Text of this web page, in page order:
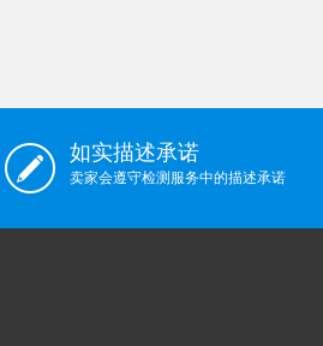
如实描述承诺
卖家会遵守检测服务中的描述承诺